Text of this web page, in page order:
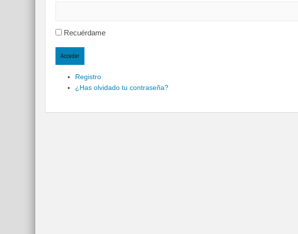
Recuérdame
Acceder
Registro
¿Has olvidado tu contraseña?